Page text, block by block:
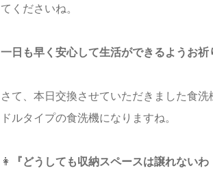
てくださいね。
一日も早く安心して生活ができるようお
さて、本日交換させていただきました食
ドルタイプの食洗機になりますね。
👩 『どうしても収納スペースは譲れないわ